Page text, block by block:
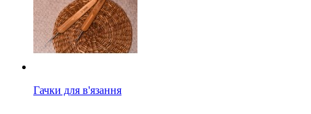
Гачки для в'язання